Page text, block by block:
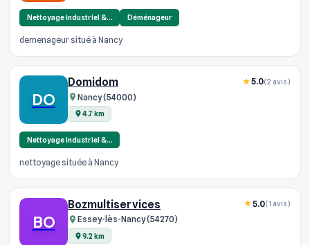
Nettoyage industriel &… Déménageur
demenageur situé à Nancy
DO
Domidom
Nancy (54000)
4.7 km
5.0(2 avis)
Nettoyage industriel &…
nettoyage située à Nancy
BO
Bozmultiservices
Essey-lès-Nancy (54270)
9.2 km
5.0(1 avis)